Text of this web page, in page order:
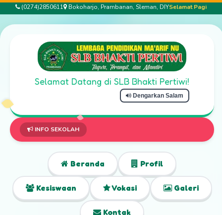
(0274)2850611 Bokoharjo, Prambanan, Sleman, DIYSelamat Pagi
Selamat Datang di SLB Bhakti Pertiwi!
Dengarkan Salam
INFO SEKOLAH
Beranda Profil
Kesiswaan Vokasi Galeri
Kontak